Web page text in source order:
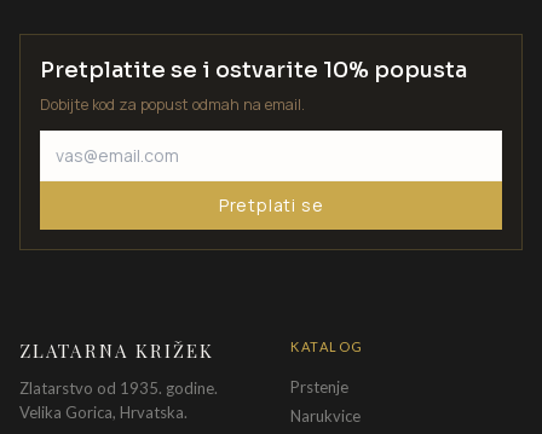
Pretplatite se i ostvarite 10% popusta
Dobijte kod za popust odmah na email.
Pretplati se
ZLATARNA KRIŽEK
Zlatarstvo od 1935. godine.
Velika Gorica, Hrvatska.
KATALOG
Prstenje
Narukvice